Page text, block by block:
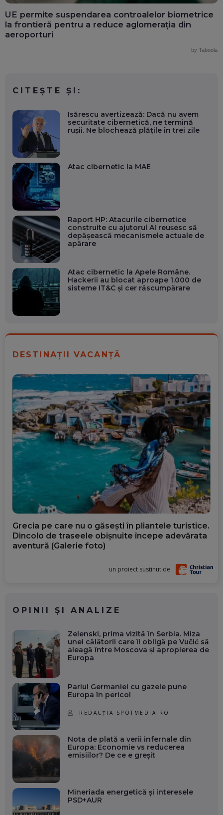
UE permite suspendarea controalelor biometrice
la frontieră pentru a reduce aglomerația din
aeroporturi
by Taboola
CITEȘTE ȘI:
Isărescu avertizează: Dacă nu avem
securitate cibernetică, ne termină
rușii. Ne blochează plățile în trei zile
Atac cibernetic la MAE
Raport HP: Atacurile cibernetice
construite cu ajutorul AI reușesc să
depășească mecanismele actuale de
apărare
Atac cibernetic la Apele Române.
Hackerii au blocat aproape 1.000 de
sisteme IT&C și cer răscumpărare
DESTINAȚII VACANȚĂ
Grecia pe care nu o găsești în pliantele turistice.
Dincolo de traseele obișnuite începe adevărata
aventură (Galerie foto)
un proiect susținut de
OPINII ȘI ANALIZE
Zelenski, prima vizită în Serbia. Miza
unei călătorii care îl obligă pe Vučić să
aleagă între Moscova și apropierea de
Europa
Pariul Germaniei cu gazele pune
Europa în pericol
REDACȚIA SPOTMEDIA.RO
Nota de plată a verii infernale din
Europa: Economie vs reducerea
emisiilor? De ce e greșit
Mineriada energetică și interesele
PSD+AUR